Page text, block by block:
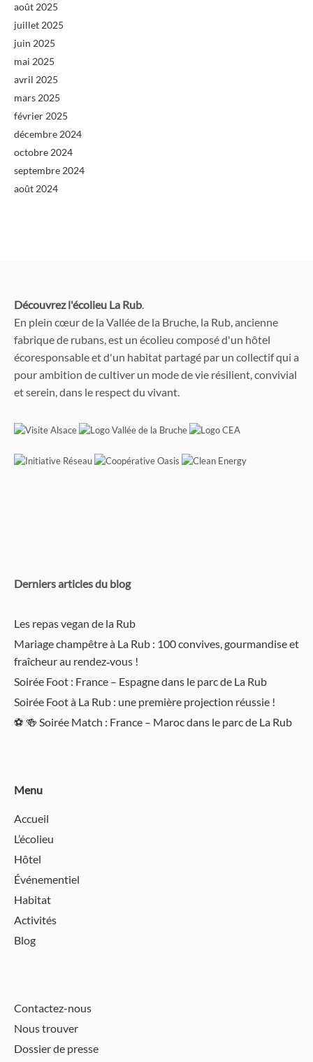
août 2025
juillet 2025
juin 2025
mai 2025
avril 2025
mars 2025
février 2025
décembre 2024
octobre 2024
septembre 2024
août 2024
Découvrez l'écolieu La Rub.
En plein cœur de la Vallée de la Bruche, la Rub, ancienne
fabrique de rubans, est un écolieu composé d'un hôtel
écoresponsable et d'un habitat partagé par un collectif qui a
pour ambition de cultiver un mode de vie résilient, convivial
et serein, dans le respect du vivant.
Derniers articles du blog
Les repas vegan de la Rub
Mariage champêtre à La Rub : 100 convives, gourmandise et
fraîcheur au rendez‑vous !
Soirée Foot : France – Espagne dans le parc de La Rub
Soirée Foot à La Rub : une première projection réussie !
⚽️ 🍻 Soirée Match : France – Maroc dans le parc de La Rub
Menu
Accueil
L’écolieu
Hôtel
Événementiel
Habitat
Activités
Blog
Contactez-nous
Nous trouver
Dossier de presse